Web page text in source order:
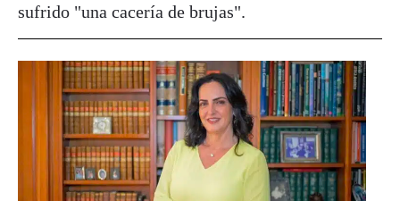
sufrido "una cacería de brujas".